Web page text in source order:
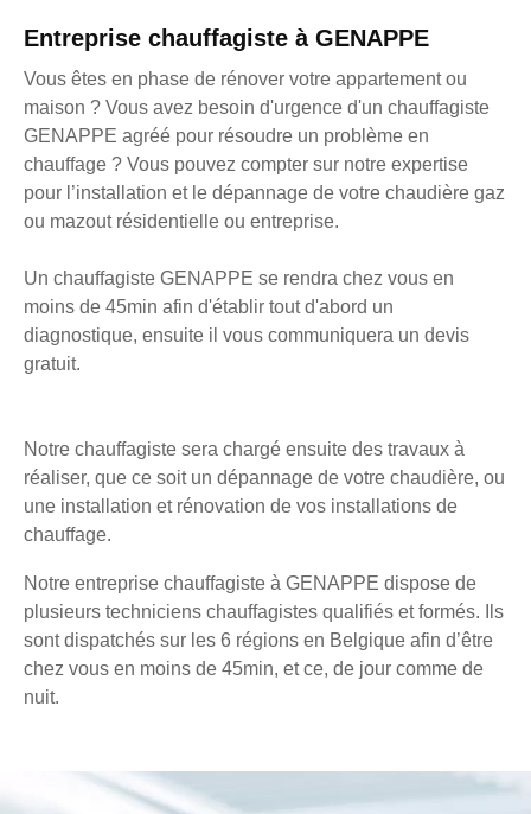
Entreprise chauffagiste à GENAPPE
Vous êtes en phase de rénover votre appartement ou
maison ? Vous avez besoin d'urgence d'un chauffagiste
GENAPPE agréé pour résoudre un problème en
chauffage ? Vous pouvez compter sur notre expertise
pour l’installation et le dépannage de votre chaudière gaz
ou mazout résidentielle ou entreprise.
Un chauffagiste GENAPPE se rendra chez vous en
moins de 45min afin d'établir tout d'abord un
diagnostique, ensuite il vous communiquera un devis
gratuit.
Notre chauffagiste sera chargé ensuite des travaux à
réaliser, que ce soit un dépannage de votre chaudière, ou
une installation et rénovation de vos installations de
chauffage.
Notre entreprise chauffagiste à GENAPPE dispose de
plusieurs techniciens chauffagistes qualifiés et formés. Ils
sont dispatchés sur les 6 régions en Belgique afin d’être
chez vous en moins de 45min, et ce, de jour comme de
nuit.